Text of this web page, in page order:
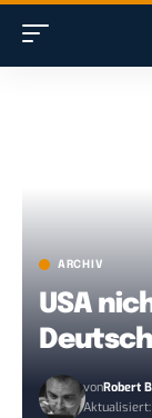
ARCHIV
USA
vonRobert